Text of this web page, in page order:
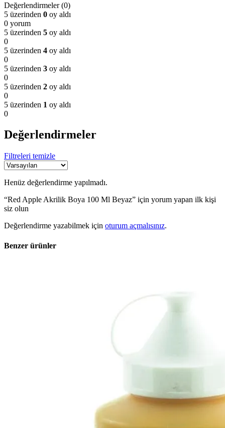
Değerlendirmeler (0)
5 üzerinden 0 oy aldı
0 yorum
5 üzerinden 5 oy aldı
0
5 üzerinden 4 oy aldı
0
5 üzerinden 3 oy aldı
0
5 üzerinden 2 oy aldı
0
5 üzerinden 1 oy aldı
0
Değerlendirmeler
Filtreleri temizle
Henüz değerlendirme yapılmadı.
“Red Apple Akrilik Boya 100 Ml Beyaz” için yorum yapan ilk kişi
siz olun
Değerlendirme yazabilmek için oturum açmalısınız.
Benzer ürünler